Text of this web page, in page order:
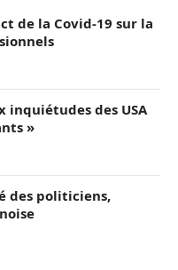
de la Covid-19 sur la
inquiétudes des USA
»
des politiciens,